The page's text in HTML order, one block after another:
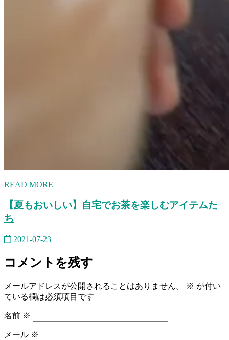
READ MORE
【夏もおいしい】自宅でお茶を楽しむアイテムた
ち
2021-07-23
コメントを残す
メールアドレスが公開されることはありません。 ※ が付い
ている欄は必須項目です
名前 ※
メール ※